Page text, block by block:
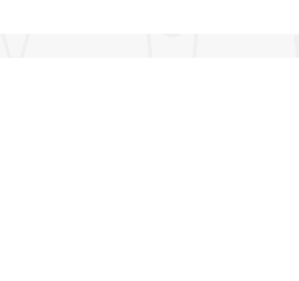
版本改进了 DWG 功能，
传递。